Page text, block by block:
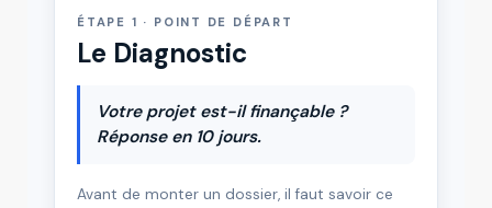
ÉTAPE 1 · POINT DE DÉPART
Le Diagnostic
Votre projet est-il finançable ?
Réponse en 10 jours.
Avant de monter un dossier, il faut savoir ce